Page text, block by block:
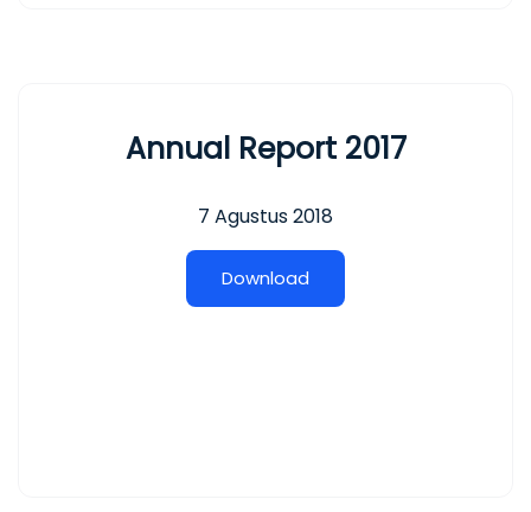
Annual Report 2017
7 Agustus 2018
Download